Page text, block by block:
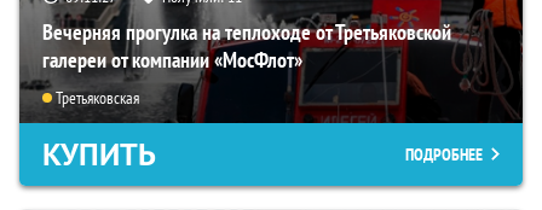
Вечерняя прогулка на теплоходе от Третьяковской
галереи от компании «МосФлот»
Третьяковская
КУПИТЬ ПОДРОБНЕЕ